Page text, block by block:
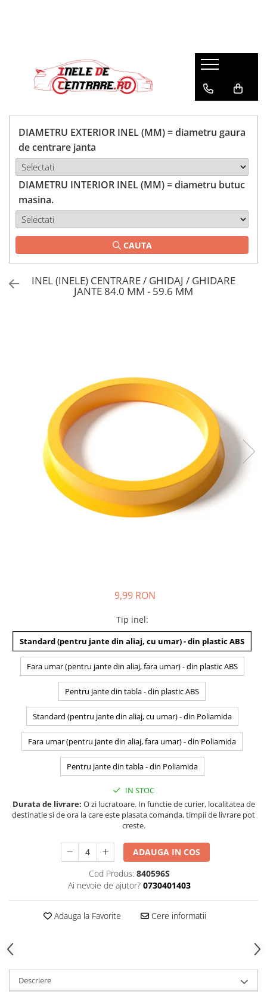
DIAMETRU EXTERIOR INEL (MM) = diametru gaura
de centrare janta
DIAMETRU INTERIOR INEL (MM) = diametru butuc
masina.
CAUTA
INEL (INELE) CENTRARE / GHIDAJ / GHIDARE
JANTE 84.0 MM - 59.6 MM
9,99 RON
Tip inel:
Standard (pentru jante din aliaj, cu umar) - din plastic ABS
Fara umar (pentru jante din aliaj, fara umar) - din plastic ABS
Pentru jante din tabla - din plastic ABS
Standard (pentru jante din aliaj, cu umar) - din Poliamida
Fara umar (pentru jante din aliaj, fara umar) - din Poliamida
Pentru jante din tabla - din Poliamida
IN STOC
Durata de livrare: O zi lucratoare. In functie de curier, localitatea de
destinatie si de ora la care este plasata comanda, timpii de livrare pot
creste.
ADAUGA IN COS
Cod Produs: 840596S
Ai nevoie de ajutor? 0730401403
Adauga la Favorite Cere informatii
Descriere